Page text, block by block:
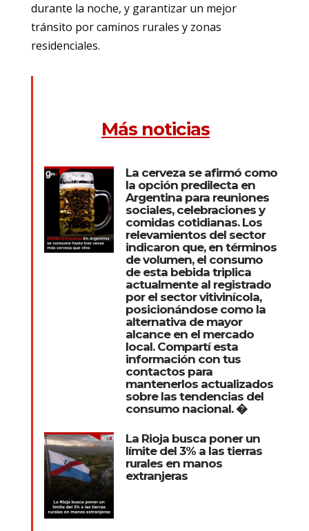
durante la noche, y garantizar un mejor
tránsito por caminos rurales y zonas
residenciales.
Más noticias
La cerveza se afirmó como
la opción predilecta en
Argentina para reuniones
sociales, celebraciones y
comidas cotidianas. Los
relevamientos del sector
indicaron que, en términos
de volumen, el consumo
de esta bebida triplica
actualmente al registrado
por el sector vitivinícola,
posicionándose como la
alternativa de mayor
alcance en el mercado
local. Compartí esta
información con tus
contactos para
mantenerlos actualizados
sobre las tendencias del
consumo nacional. �
La Rioja busca poner un
límite del 3% a las tierras
rurales en manos
extranjeras